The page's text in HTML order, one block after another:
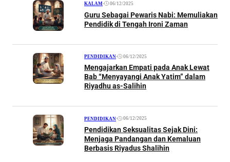
KALAM • 06/12/2025
Guru Sebagai Pewaris Nabi: Memuliakan
Pendidik di Tengah Ironi Zaman
PENDIDIKAN• 06/12/2025
Mengajarkan Empati pada Anak Lewat
Bab “Menyayangi Anak Yatim” dalam
Riyadhu as-Salihin
PENDIDIKAN• 06/12/2025
Pendidikan Seksualitas Sejak Dini:
Menjaga Pandangan dan Kemaluan
Berbasis Riyadus Shalihin